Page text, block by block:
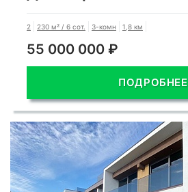
2 230 м² / 6 сот. 3-комн 1,8 км
55 000 000 ₽
ПОДРОБНЕЕ